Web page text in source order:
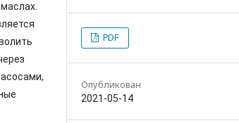
PDF
Опубликован
2021-05-14